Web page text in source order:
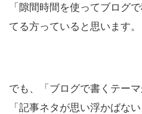
「隙間時間を使ってブログ
てる方っていると思います。
でも、「ブログで書くテー
「記事ネタが思い浮かばな